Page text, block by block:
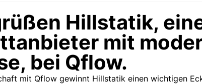
Hillstatik,
mit
bei Qflow.
mit Qflow gewinnt Hillstatik einen wichtigen